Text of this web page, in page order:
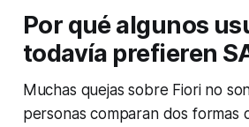
Por qué algunos
todavía prefieren
Muchas quejas sobre Fiori no
personas comparan dos formas